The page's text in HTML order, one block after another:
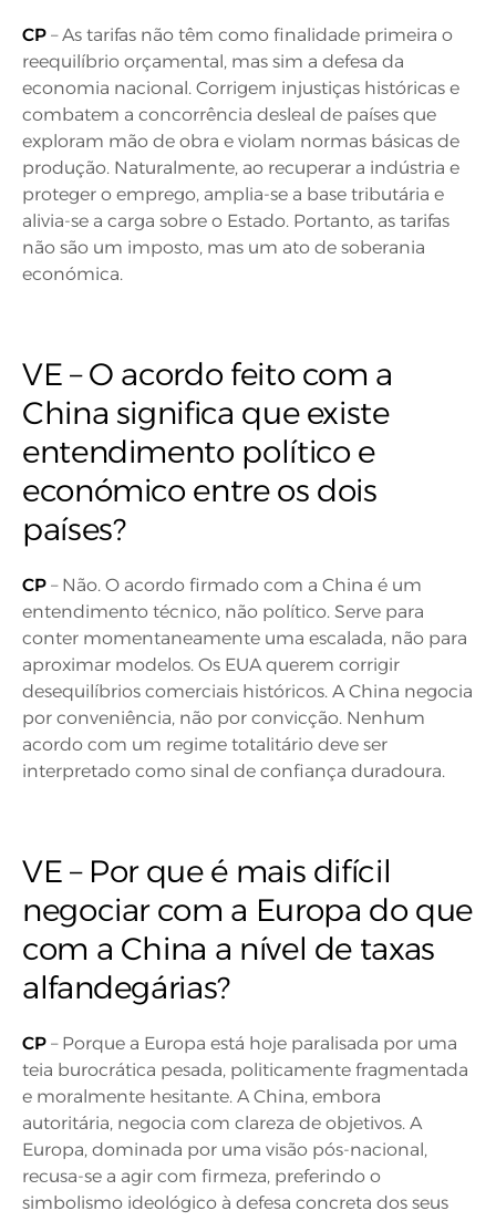
CP – As tarifas não têm como finalidade primeira o
reequilíbrio orçamental, mas sim a defesa da
economia nacional. Corrigem injustiças históricas e
combatem a concorrência desleal de países que
exploram mão de obra e violam normas básicas de
produção. Naturalmente, ao recuperar a indústria e
proteger o emprego, amplia-se a base tributária e
alivia-se a carga sobre o Estado. Portanto, as tarifas
não são um imposto, mas um ato de soberania
económica.
VE – O acordo feito com a
China significa que existe
entendimento político e
económico entre os dois
países?
CP – Não. O acordo firmado com a China é um
entendimento técnico, não político. Serve para
conter momentaneamente uma escalada, não para
aproximar modelos. Os EUA querem corrigir
desequilíbrios comerciais históricos. A China negocia
por conveniência, não por convicção. Nenhum
acordo com um regime totalitário deve ser
interpretado como sinal de confiança duradoura.
VE – Por que é mais difícil
negociar com a Europa do que
com a China a nível de taxas
alfandegárias?
CP – Porque a Europa está hoje paralisada por uma
teia burocrática pesada, politicamente fragmentada
e moralmente hesitante. A China, embora
autoritária, negocia com clareza de objetivos. A
Europa, dominada por uma visão pós-nacional,
recusa-se a agir com firmeza, preferindo o
simbolismo ideológico à defesa concreta dos seus